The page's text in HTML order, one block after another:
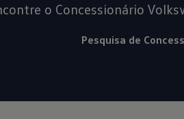
o Concessionário
Pesquisa de